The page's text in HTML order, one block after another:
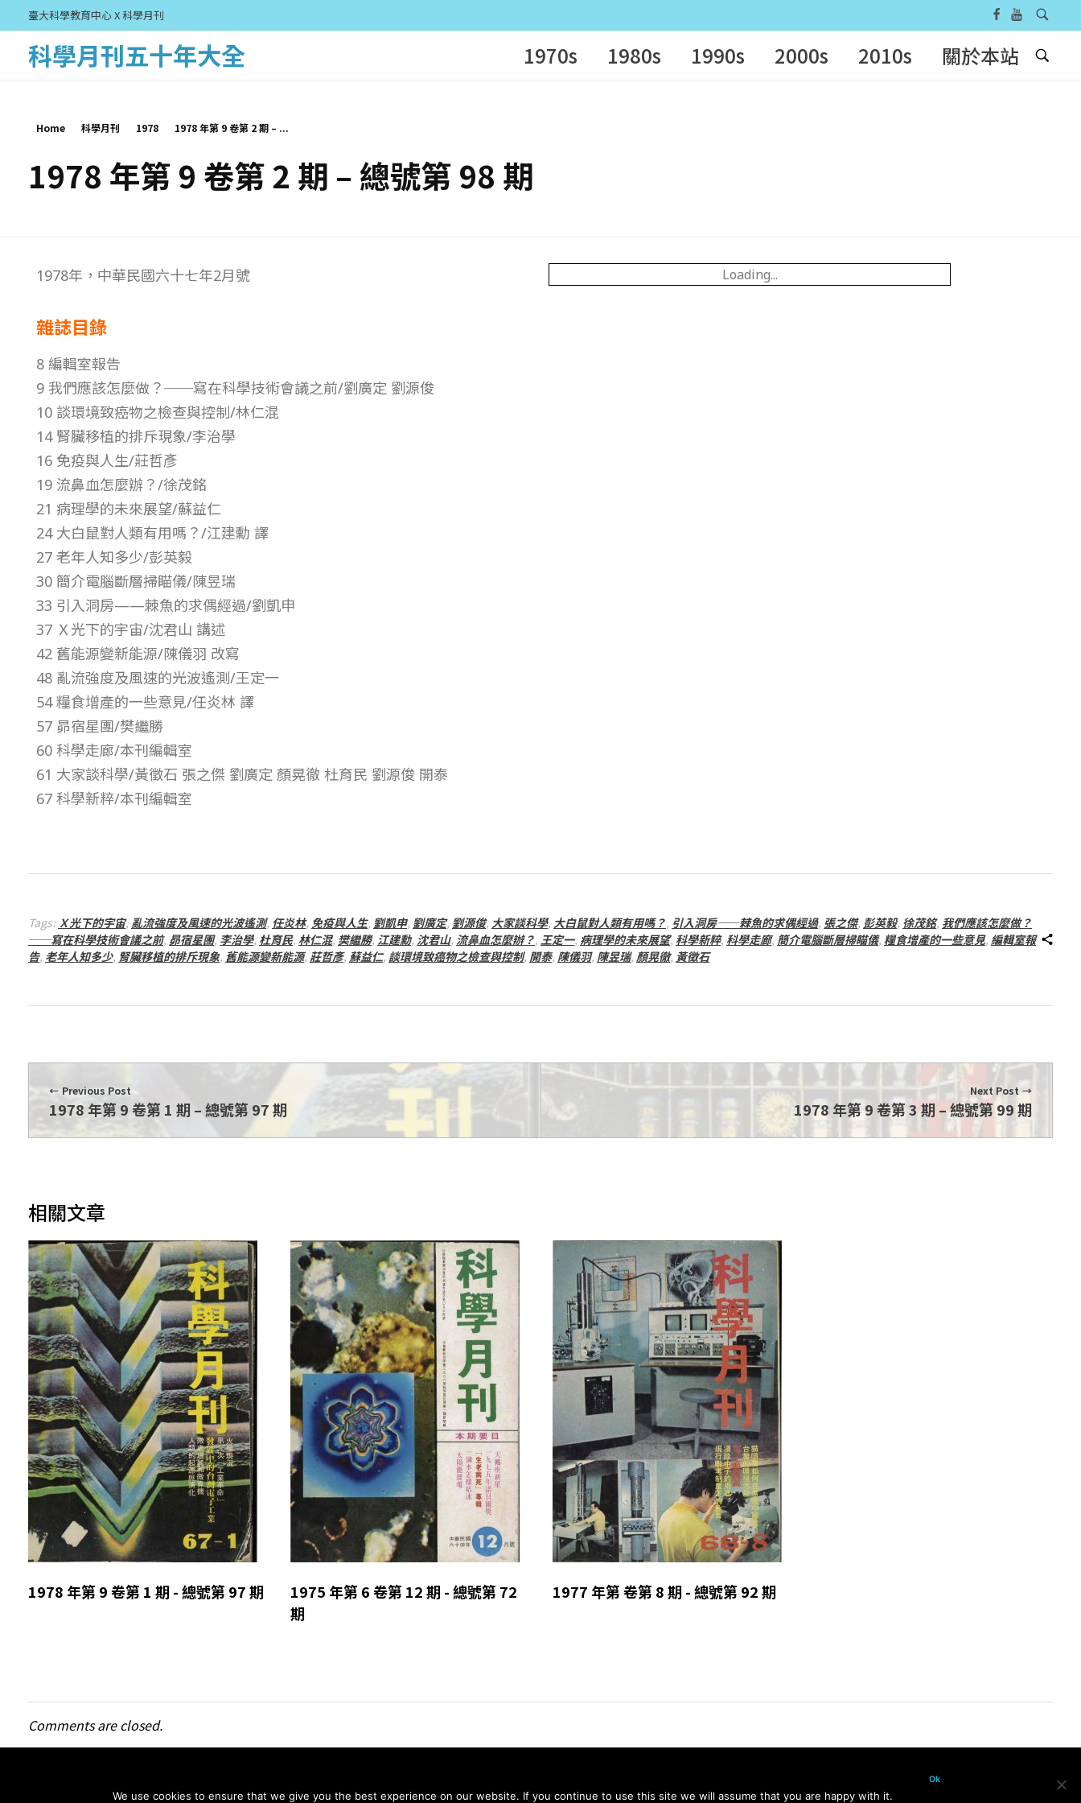
臺大科學教育中心 X 科學月刊
科學月刊五十年大全 1970s 1980s 1990s 2000s 2010s 關於本站
Home 科學月刊 1978 1978 年第 9 卷第 2 期 – ...
1978 年第 9 卷第 2 期 – 總號第 98 期
1
7
8
年
第
9
卷
第
2
期
–
總
第
9
8
期
1978年，中華民國六十七年2月號
雜誌目錄
8 編輯室報告
9 我們應該怎麼做？──寫在科學技術會議之前/劉廣定 劉源俊
10 談環境致癌物之檢查與控制/林仁混
14 腎臟移植的排斥現象/李治學
16 免疫與人生/莊哲彥
19 流鼻血怎麼辦？/徐茂銘
21 病理學的未來展望/蘇益仁
24 大白鼠對人類有用嗎？/江建勳 譯
27 老年人知多少/彭英毅
30 簡介電腦斷層掃瞄儀/陳昱瑞
33 引入洞房——棘魚的求偶經過/劉凱申
37 Ｘ光下的宇宙/沈君山 講述
42 舊能源變新能源/陳儀羽 改寫
48 亂流強度及風速的光波遙測/王定一
54 糧食增產的一些意見/任炎林 譯
57 昴宿星團/樊繼勝
60 科學走廊/本刊編輯室
61 大家談科學/黃徵石 張之傑 劉廣定 顏晃徹 杜育民 劉源俊 開泰
67 科學新粹/本刊編輯室
Loading...
Tags: Ｘ光下的宇宙, 亂流強度及風速的光波遙測, 任炎林, 免疫與人生, 劉凱申, 劉廣定, 劉源俊, 大家談科學, 大白鼠對人類有用嗎？, 引入洞房——棘魚的求偶經過, 張之傑, 彭英毅, 徐茂銘, 我們應該怎麼做？
──寫在科學技術會議之前, 昴宿星團, 李治學, 杜育民, 林仁混, 樊繼勝, 江建勳, 沈君山, 流鼻血怎麼辦？, 王定一, 病理學的未來展望, 科學新粹, 科學走廊, 簡介電腦斷層掃瞄儀, 糧食增產的一些意見, 編輯室報
告, 老年人知多少, 腎臟移植的排斥現象, 舊能源變新能源, 莊哲彥, 蘇益仁, 談環境致癌物之檢查與控制, 開泰, 陳儀羽, 陳昱瑞, 顏晃徹, 黃徵石
Previous Post
1978 年第 9 卷第 1 期 – 總號第 97 期
Next Post
1978 年第 9 卷第 3 期 – 總號第 99 期
相關文章
1978 年第 9 卷第 1 期 - 總號第 97 期
1975 年第 6 卷第 12 期 - 總號第 72
期
1977 年第 卷第 8 期 - 總號第 92 期
Comments are closed.
We use cookies to ensure that we give you the best experience on our website. If you continue to use this site we will assume that you are happy with it.
Ok